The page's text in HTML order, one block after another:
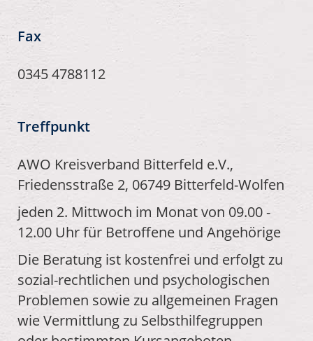
Fax
0345 4788112
Treffpunkt
AWO Kreisverband Bitterfeld e.V.,
Friedensstraße 2, 06749 Bitterfeld-Wolfen
jeden 2. Mittwoch im Monat von 09.00 -
12.00 Uhr für Betroffene und Angehörige
Die Beratung ist kostenfrei und erfolgt zu
sozial-rechtlichen und psychologischen
Problemen sowie zu allgemeinen Fragen
wie Vermittlung zu Selbsthilfegruppen